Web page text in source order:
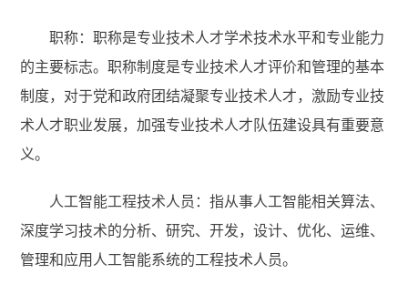
职称：职称是专业技术人才学术技术水平和专业能力
的主要标志。职称制度是专业技术人才评价和管理的基本
制度，对于党和政府团结凝聚专业技术人才，激励专业技
术人才职业发展，加强专业技术人才队伍建设具有重要意
义。
人工智能工程技术人员：指从事人工智能相关算法、
深度学习技术的分析、研究、开发，设计、优化、运维、
管理和应用人工智能系统的工程技术人员。